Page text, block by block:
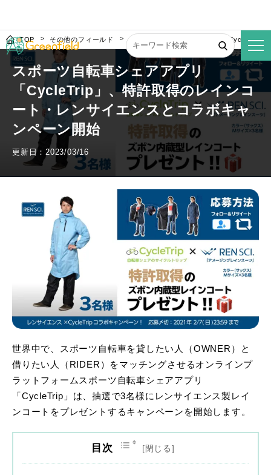
TOP その他のフィールド スポーツ自転車シェアアプリ「CycleTrip」
スポーツ自転車シェアアプリ
「CycleTrip」、特許取得のレインコ
ート・レンサイエンスとコラボキャ
ンペーン開始
更新日：2023/03/16
世界中で、スポーツ自転車を貸したい人（OWNER）と
借りたい人（RIDER）をマッチングさせるオンラインプ
ラットフォームスポーツ自転車シェアアプリ
「CycleTrip」は、抽選で3名様にレンサイエンス製レイ
ンコートをプレゼントするキャンペーンを開始します。
目次